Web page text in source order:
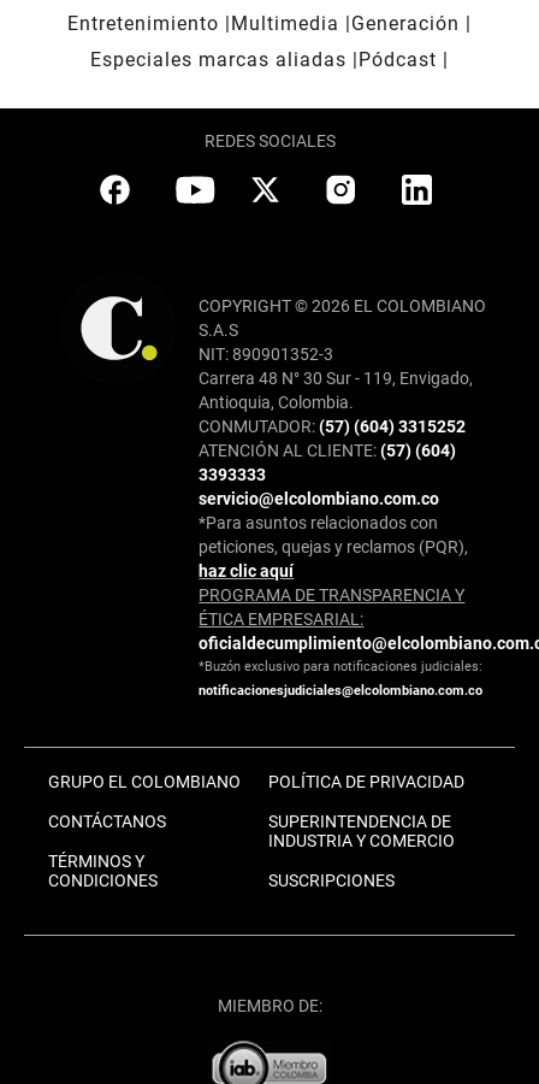
Entretenimiento
Multimedia
Generación
Especiales marcas aliadas
Pódcast
REDES SOCIALES
COPYRIGHT © 2026 EL COLOMBIANO
S.A.S
NIT: 890901352-3
Carrera 48 N° 30 Sur - 119, Envigado,
Antioquia, Colombia.
CONMUTADOR:(57) (604) 3315252
ATENCIÓN AL CLIENTE:(57) (604)
3393333
servicio@elcolombiano.com.co
*Para asuntos relacionados con
peticiones, quejas y reclamos (PQR),
haz clic aquí
PROGRAMA DE TRANSPARENCIA Y
ÉTICA EMPRESARIAL:
*Buzón exclusivo para notificaciones judiciales:
notificacionesjudiciales@elcolombiano.com.co
GRUPO EL COLOMBIANO
CONTÁCTANOS
TÉRMINOS Y
CONDICIONES
POLÍTICA DE PRIVACIDAD
SUPERINTENDENCIA DE
INDUSTRIA Y COMERCIO
SUSCRIPCIONES
MIEMBRO DE: